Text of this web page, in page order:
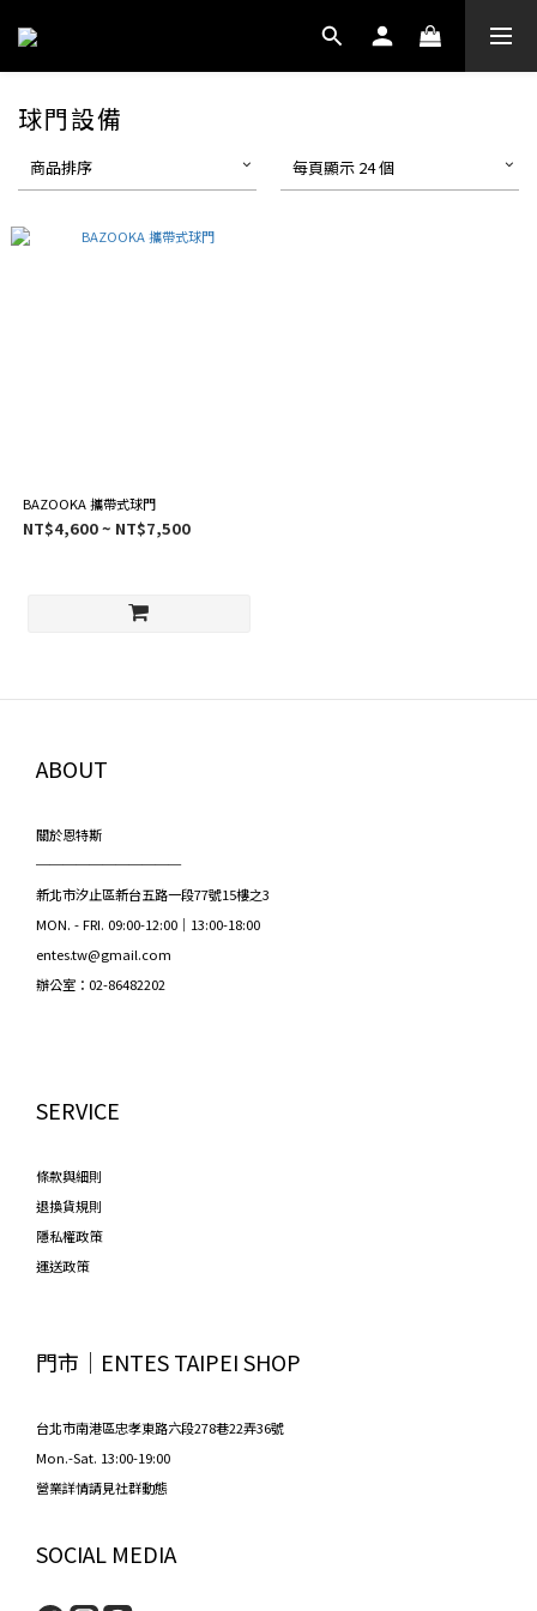
球門設備
商品排序 每頁顯示 24 個
BAZOOKA 攜帶式球門
NT$4,600 ~ NT$7,500
ABOUT
關於恩特斯
───────────
新北市汐止區新台五路一段77號15樓之3
MON. - FRI. 09:00-12:00｜13:00-18:00
entes.tw@gmail.com
辦公室：02-86482202
SERVICE
條款與細則
退換貨規則
隱私權政策
運送政策
門市│ENTES TAIPEI SHOP
台北市南港區忠孝東路六段278巷22弄36號
Mon.-Sat. 13:00-19:00
營業詳情請見社群動態
SOCIAL MEDIA